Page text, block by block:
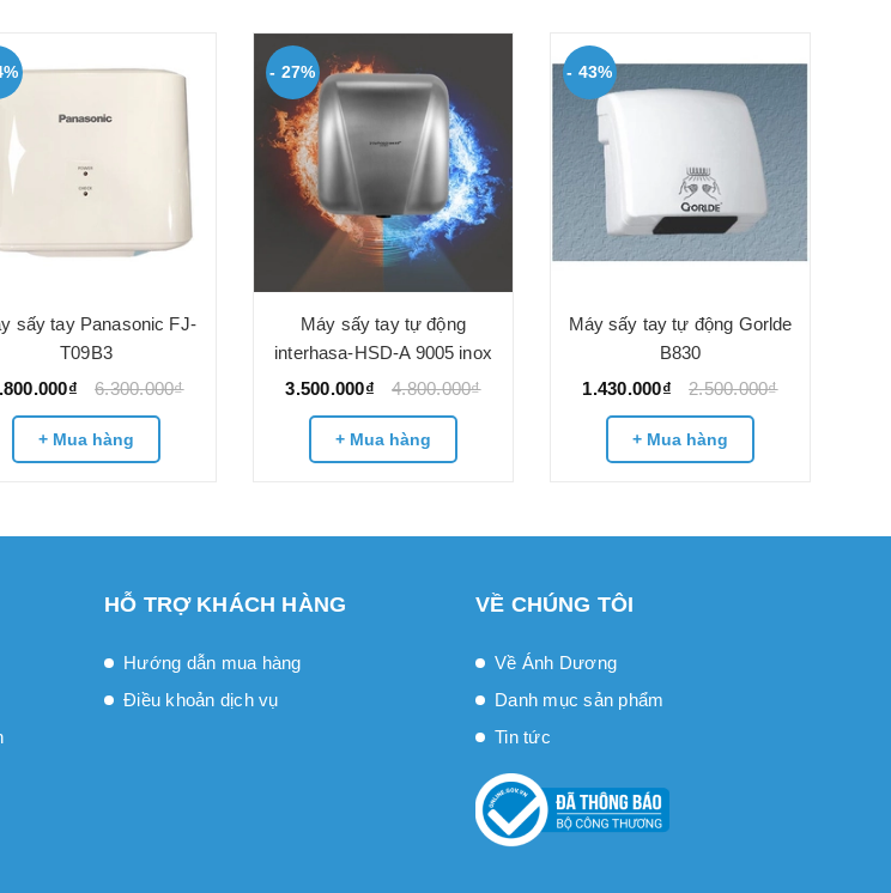
sấy tay Panasonic FJ-
T09B3
6.300.000₫
+ Mua hàng
- 27%
Máy sấy tay tự động
interhasa-HSD-A 9005 inox
3.500.000₫
4.800.000₫
+ Mua hàng
- 43%
Máy sấy tay tự động Gorlde
B830
1.430.000₫
2.500.000₫
+ Mua hàng
HỖ TRỢ KHÁCH HÀNG
Hướng dẫn mua hàng
Điều khoản dịch vụ
VỀ CHÚNG TÔI
Về Ánh Dương
Danh mục sản phẩm
Tin tức